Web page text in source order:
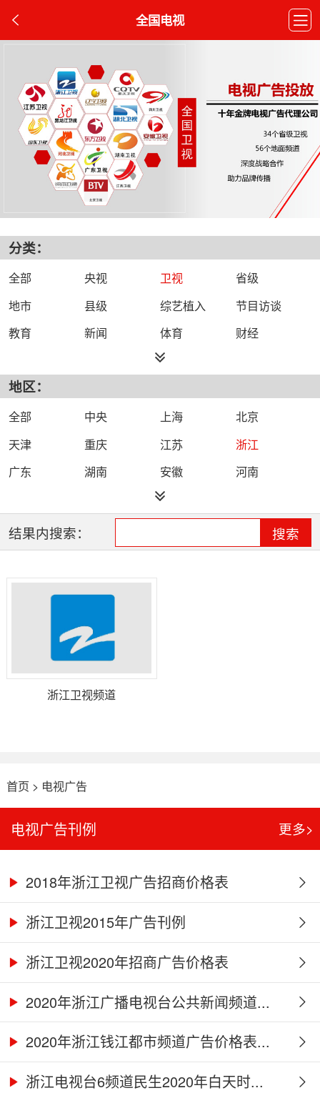
全国电视
分类：
全部 央视 卫视
省级
地市
县级 综艺植入
节目访谈
教育
新闻 体育
财经
科技
都市
文化
文艺 娱乐
影视
电影
生活 电视剧
综合
时尚
民生 IPTV智能电视
数字电视
站）
地区：
全部 中央 上海
北京
天津
重庆 江苏
浙江
广东
湖南 安徽
河南
四川
辽宁
山西
海南 陕西
甘肃
贵州
宁夏
结果内搜索： 搜索
浙江卫视频道
首页 > 电视广告
电视广告刊例 更多>
2018年浙江卫视广告招商价格表
浙江卫视2015年广告刊例
浙江卫视2020年招商广告价格表
2020年浙江广播电视台公共新闻频道...
2020年浙江钱江都市频道广告价格表...
浙江电视台6频道民生2020年白天时...